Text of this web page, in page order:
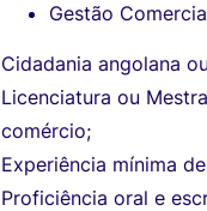
Gestão
Cidadania angolana
Licenciatura ou
comércio;
Experiência mínima
Proficiência oral e